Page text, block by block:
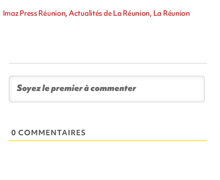
Imaz Press Réunion, Actualités de La Réunion, La Réunion
0 COMMENTAIRES